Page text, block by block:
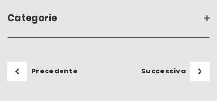
Categorie
Precedente Successiva